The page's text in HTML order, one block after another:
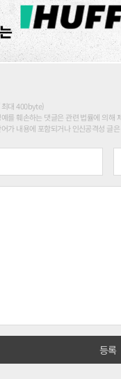
대 400byte)
를 훼손하는 댓글은 관련 법률에 의해
가 내용에 포함되거나 인신공격성 글